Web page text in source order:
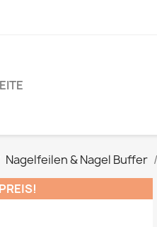
Nagelfeilen & Nagel Buffer